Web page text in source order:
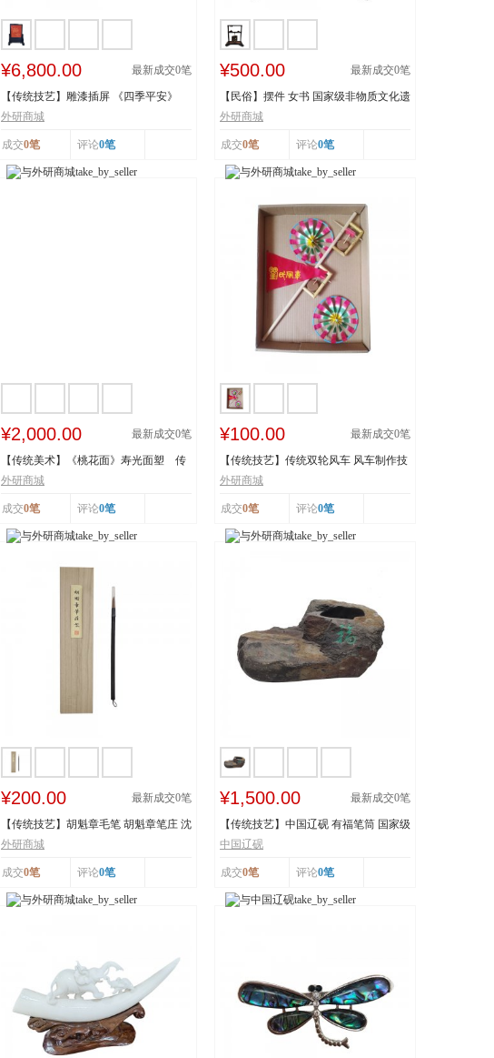
¥6,800.00 最新成交0笔
【传统技艺】雕漆插屏 《四季平安》
《繁花似锦》 ...
外研商城
成交0笔 评论0笔
¥500.00 最新成交0笔
【民俗】摆件 女书 国家级非物质文化遗
产 湖南...
外研商城
成交0笔 评论0笔
¥2,000.00 最新成交0笔
【传统美术】《桃花面》寿光面塑 传
承人：王建美 市...
外研商城
成交0笔 评论0笔
¥100.00 最新成交0笔
【传统技艺】传统双轮风车 风车制作技
艺 传承人：刘...
外研商城
成交0笔 评论0笔
¥200.00 最新成交0笔
【传统技艺】胡魁章毛笔 胡魁章笔庄 沈
阳胡魁章制...
外研商城
成交0笔 评论0笔
¥1,500.00 最新成交0笔
【传统技艺】中国辽砚 有福笔筒 国家级
非物质文化遗...
中国辽砚
成交0笔 评论0笔